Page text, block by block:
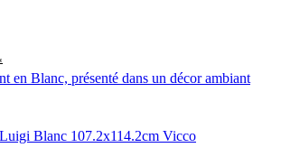
Blanc 107.2x114.2cm Vicco